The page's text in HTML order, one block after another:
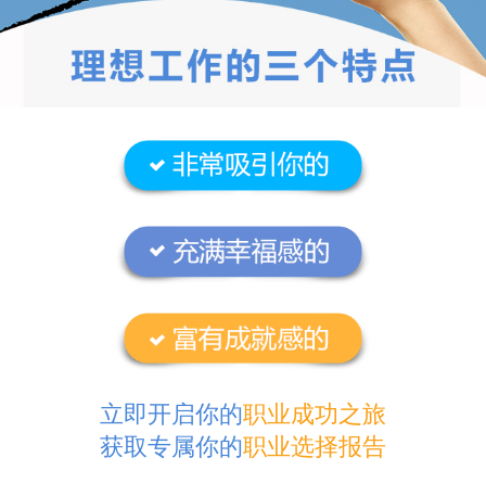
立即开启你的职业成功之旅
获取专属你的职业选择报告